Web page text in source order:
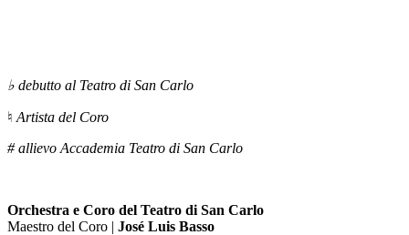
♭ debutto al Teatro di San Carlo
♮ Artista del Coro
# allievo Accademia Teatro di San Carlo
Orchestra e Coro del Teatro di San Carlo
Maestro del Coro | José Luis Basso